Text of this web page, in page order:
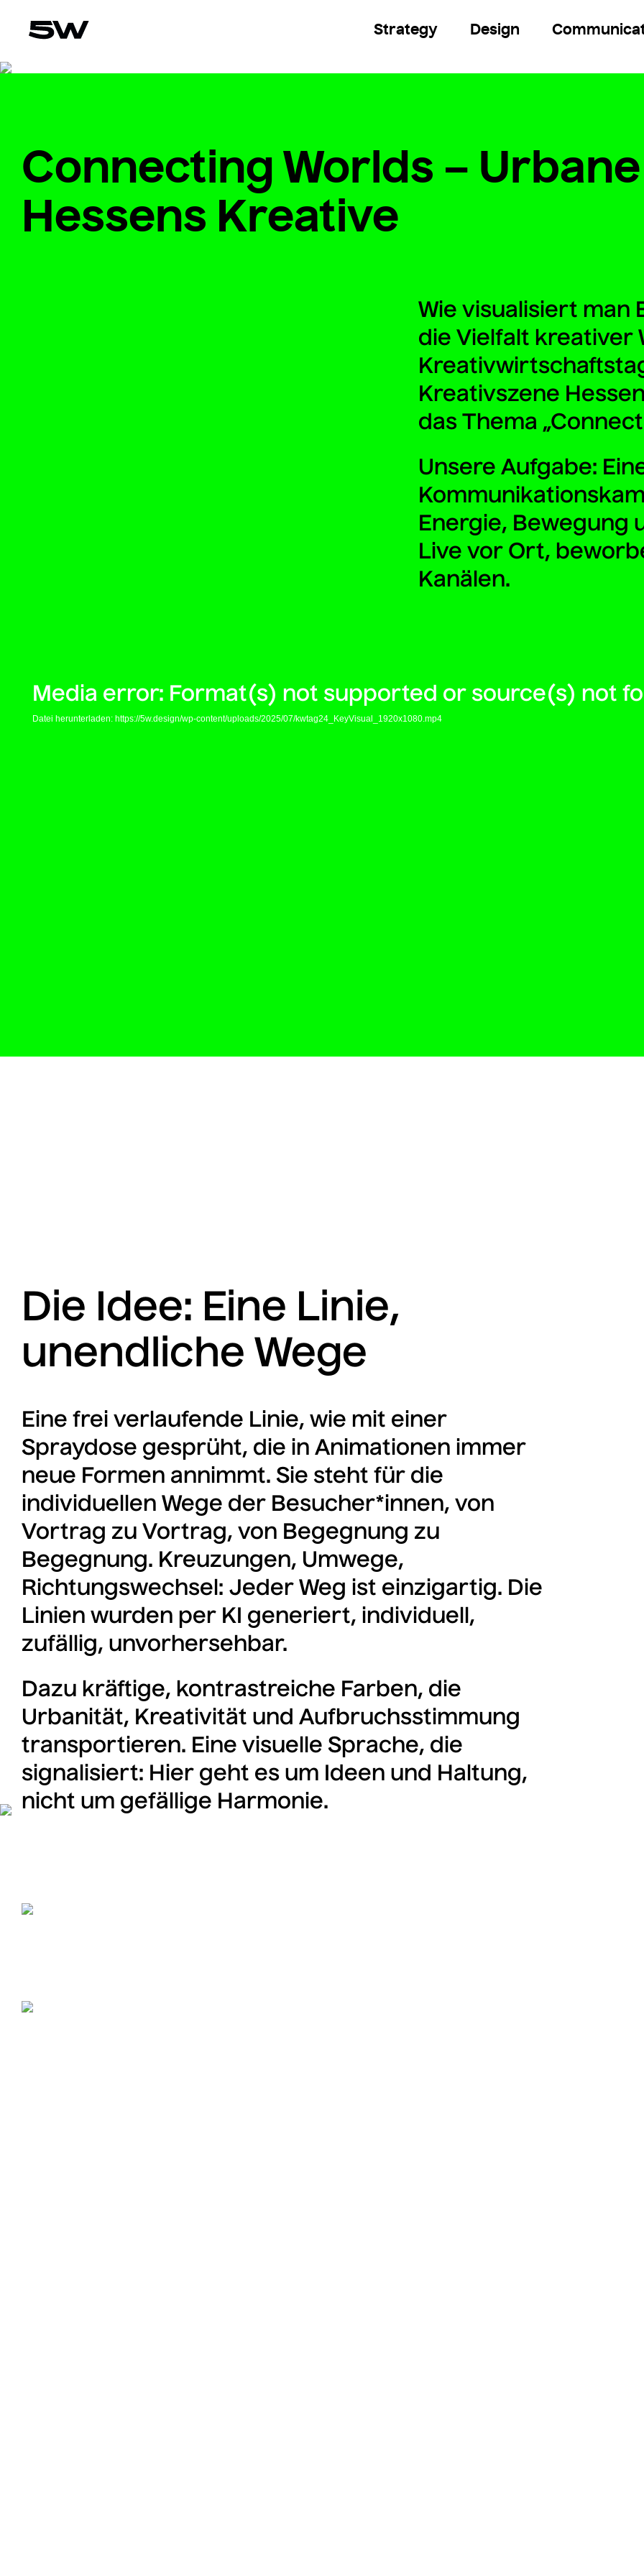
Strategy Design
Connecting Worlds –
Hessens Kreative
Wie visualisiert man
die Vielfalt kreativer
Kreativszene
das Thema
Unsere Aufgabe:
Energie, Bewegung
Live vor Ort,
Kanälen.
Media error: Format(s) not supported or source(s) not
Datei herunterladen: https://5w.design/wp-content/uploads/2025/07/kwtag24_KeyVisual_1920x1080.mp4
Die Idee: Eine Linie,
unendliche Wege
Eine frei verlaufende Linie, wie mit einer
Spraydose gesprüht, die in Animationen immer
neue Formen annimmt. Sie steht für die
individuellen Wege der Besucher*innen, von
Vortrag zu Vortrag, von Begegnung zu
Begegnung. Kreuzungen, Umwege,
Richtungswechsel: Jeder Weg ist einzigartig. Die
Linien wurden per KI generiert, individuell,
zufällig, unvorhersehbar.
Dazu kräftige, kontrastreiche Farben, die
Urbanität, Kreativität und Aufbruchsstimmung
transportieren. Eine visuelle Sprache, die
signalisiert: Hier geht es um Ideen und Haltung,
nicht um gefällige Harmonie.